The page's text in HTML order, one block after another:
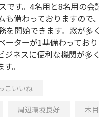
です。4名用と8名用の会
も備わっておりますので
を開始できます。窓が多
ーターが1基備わってお
ジネスに便利な機関が多
。
こいいね
周辺環境良好 木